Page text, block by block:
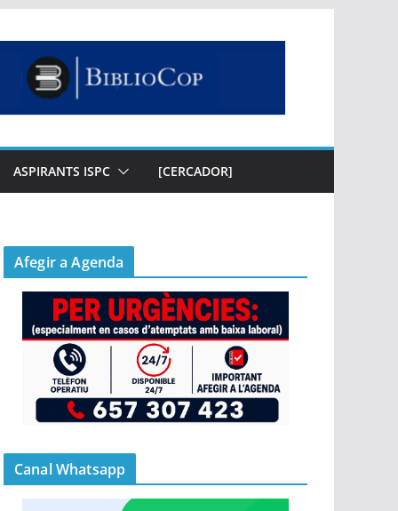
ASPIRANTS ISPC [CERCADOR]
Afegir a Agenda
Canal Whatsapp